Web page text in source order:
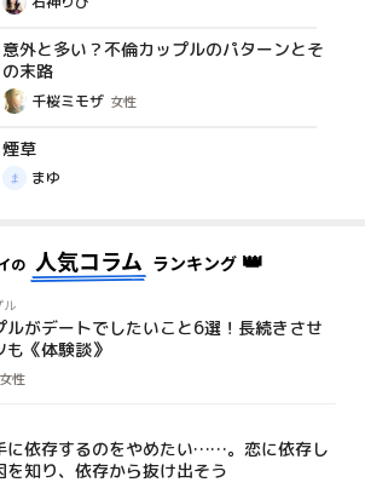
意外と多い？不倫カップルのパターンとそ
の末路
千桜ミモザ 女性
煙草
まゆ
の 人気コラム ランキング👑
ル
ルがデートでしたいこと6選！長続きさせ
《体験談》
女性
に依存するのをやめたい……。恋に依存し
を知り、依存から抜け出そう